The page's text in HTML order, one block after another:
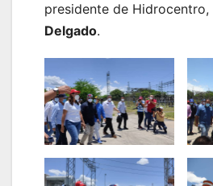
presidente de Hidrocentro,
Delgado.